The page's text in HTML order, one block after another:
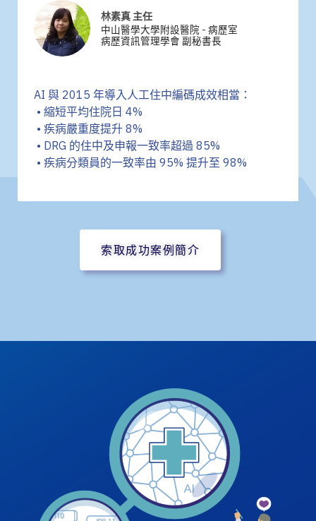
林素真 主任
中山醫學大學附設醫院 - 病歷室
病歷資訊管理學會 副秘書長
AI 與 2015 年導入人工住中編碼成效相當：
• 縮短平均住院日 4%
• 疾病嚴重度提升 8%
• DRG 的住中及申報一致率超過 85%
• 疾病分類員的一致率由 95% 提升至 98%
索取成功案例簡介